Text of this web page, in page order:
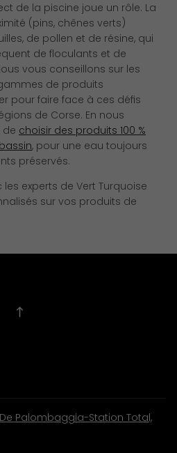
de la piscine joue un rôle. La
(pins, chênes verts)
de pollen et de résine, qui
de floculants et de
vous conseillons sur les
de produits
pour faire face à ces défis
de Corse. En nous
de choisir des produits 100 %
, pour une eau toujours
préservés.
experts de Vert Turquoise
sur vos produits de
Palombaggia-Station Total,